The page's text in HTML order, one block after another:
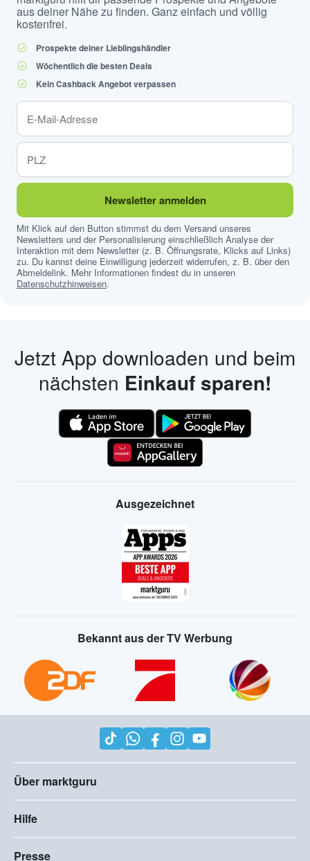
aus deiner Nähe zu finden. Ganz einfach und völlig
kostenfrei.
Prospekte deiner Lieblingshändler
Wöchentlich die besten Deals
Kein Cashback Angebot verpassen
Newsletter anmelden
Mit Klick auf den Button stimmst du dem Versand unseres
Newsletters und der Personalisierung einschließlich Analyse der
Interaktion mit dem Newsletter (z. B. Öffnungsrate, Klicks auf Links)
zu. Du kannst deine Einwilligung jederzeit widerrufen, z. B. über den
Abmeldelink. Mehr Informationen findest du in unseren
Datenschutzhinweisen.
Jetzt App downloaden und beim
nächsten Einkauf sparen!
Ausgezeichnet
Bekannt aus der TV Werbung
Über marktguru
Hilfe
Presse